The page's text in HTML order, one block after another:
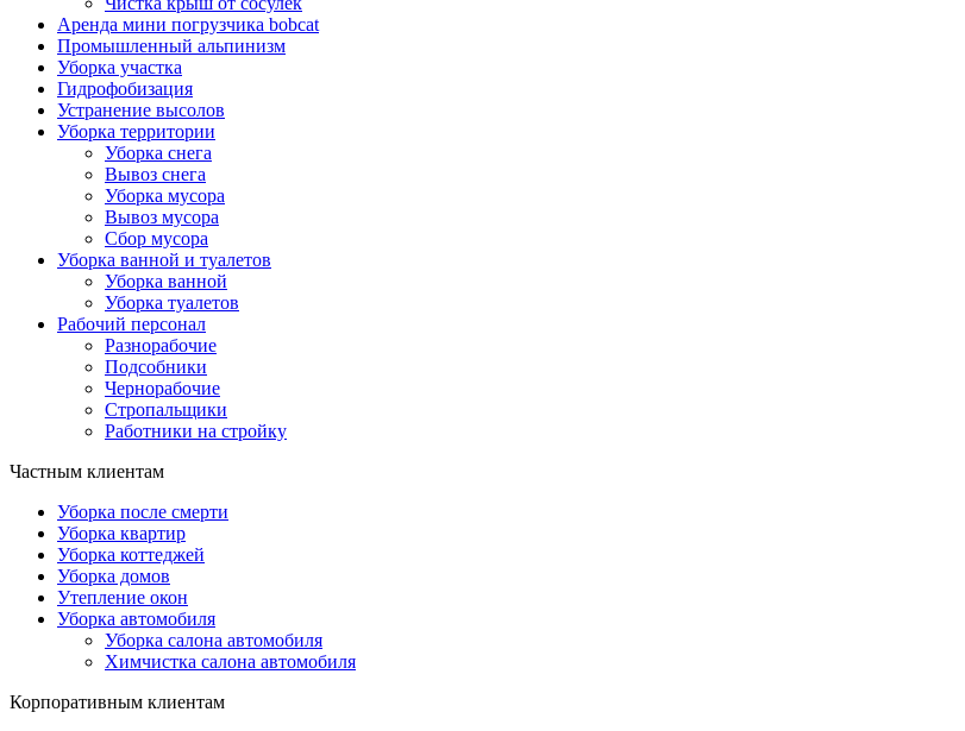
Аренда мини погрузчика bobcat
Промышленный альпинизм
Уборка участка
Гидрофобизация
Устранение высолов
Уборка территории
Уборка снега
Вывоз снега
Уборка мусора
Вывоз мусора
Сбор мусора
Уборка ванной и туалетов
Уборка ванной
Уборка туалетов
Рабочий персонал
Разнорабочие
Подсобники
Чернорабочие
Стропальщики
Работники на стройку
Частным клиентам
Уборка после смерти
Уборка квартир
Уборка коттеджей
Уборка домов
Утепление окон
Уборка автомобиля
Уборка салона автомобиля
Химчистка салона автомобиля
Корпоративным клиентам